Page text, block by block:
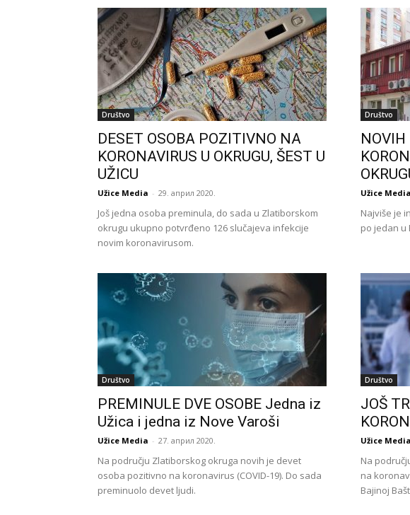
Društvo
DESET OSOBA POZITIVNO NA
KORONAVIRUS U OKRUGU, ŠEST U
UŽICU
Užice Media - 29. април 2020.
Još jedna osoba preminula, do sada u Zlatiborskom
okrugu ukupno potvrđeno 126 slučajeva infekcije
novim koronavirusom.
Društvo
Užice Media
Najviše je
po jedan u
Društvo
PREMINULE DVE OSOBE Jedna iz
Užica i jedna iz Nove Varoši
Užice Media - 27. април 2020.
Na području Zlatiborskog okruga novih je devet
osoba pozitivno na koronavirus (COVID-19). Do sada
preminuolo devet ljudi.
Društvo
JOŠ
Užice Media
Na
na
Bajinoj